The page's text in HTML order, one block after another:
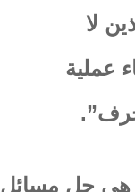
لا
عملية
هي حل مسائل